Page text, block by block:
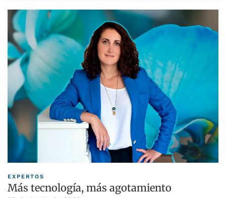
EXPERTOS
Más tecnología, más agotamiento